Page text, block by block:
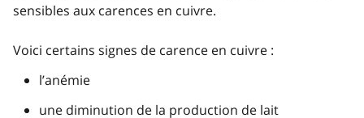
sensibles aux carences en cuivre.
Voici certains signes de carence en cuivre :
l’anémie
une diminution de la production de lait